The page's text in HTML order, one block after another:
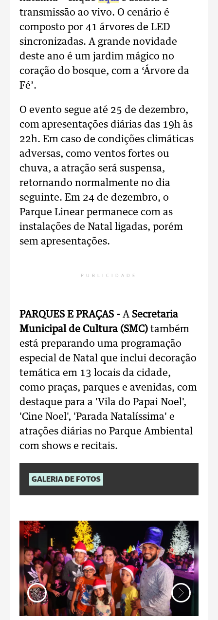
transmissão ao vivo. O cenário é
composto por 41 árvores de LED
sincronizadas. A grande novidade
deste ano é um jardim mágico no
coração do bosque, com a ‘Árvore da
Fé’.
O evento segue até 25 de dezembro,
com apresentações diárias das 19h às
22h. Em caso de condições climáticas
adversas, como ventos fortes ou
chuva, a atração será suspensa,
retornando normalmente no dia
seguinte. Em 24 de dezembro, o
Parque Linear permanece com as
instalações de Natal ligadas, porém
sem apresentações.
PUBLICIDADE
PARQUES E PRAÇAS - A Secretaria
Municipal de Cultura (SMC) também
está preparando uma programação
especial de Natal que inclui decoração
temática em 13 locais da cidade,
como praças, parques e avenidas, com
destaque para a 'Vila do Papai Noel',
'Cine Noel', 'Parada Natalíssima' e
atrações diárias no Parque Ambiental
com shows e recitais.
GALERIA DE FOTOS